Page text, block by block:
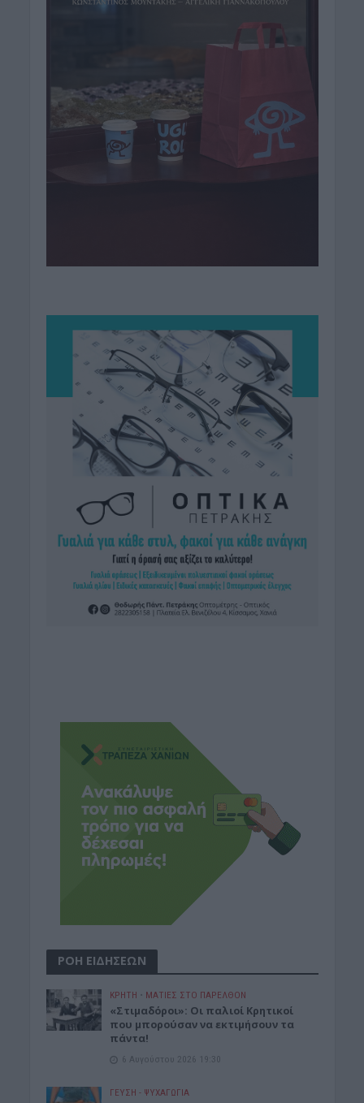
ΡΟΗ ΕΙΔΗΣΕΩΝ
ΚΡΗΤΗ • ΜΑΤΙΕΣ ΣΤΟ ΠΑΡΕΛΘΟΝ
«Στιμαδόροι»: Οι παλιοί Κρητικοί
που μπορούσαν να εκτιμήσουν τα
πάντα!
6 Αυγούστου 2026 19:30
ΓΕΎΣΗ - ΨΥΧΑΓΩΓΊΑ